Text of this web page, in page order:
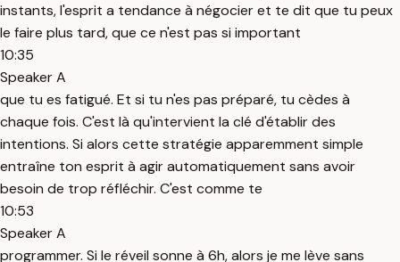
instants, l'esprit a tendance à négocier et te dit que tu peux
le faire plus tard, que ce n'est pas si important
10:35
Speaker A
que tu es fatigué. Et si tu n'es pas préparé, tu cèdes à
chaque fois. C'est là qu'intervient la clé d'établir des
intentions. Si alors cette stratégie apparemment simple
entraîne ton esprit à agir automatiquement sans avoir
besoin de trop réfléchir. C'est comme te
10:53
Speaker A
programmer. Si le réveil sonne à 6h, alors je me lève sans